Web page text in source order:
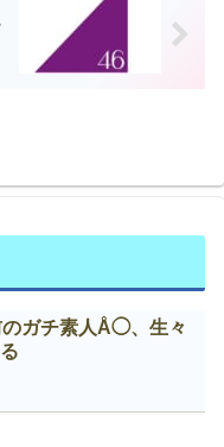
のガチ素人Å◯、生々